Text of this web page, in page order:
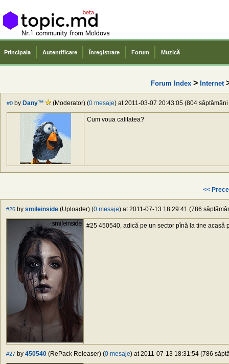
Principala Autentificare Înregistrare Forum Muzică
Forum Index> Internet
#0 by Dany™ (Moderator) (0 mesaje) at 2011-03-07 20:43:05 (804
Cum voua calitatea?
<<
#26 by smileinside (Uploader) (0 mesaje) at 2011-07-13 18:29:41 (786
#25 450540, adică pe un sector pînă la tine acasă
#27 by 450540 (RePack Releaser) (0 mesaje) at 2011-07-13 18:31:54 (786